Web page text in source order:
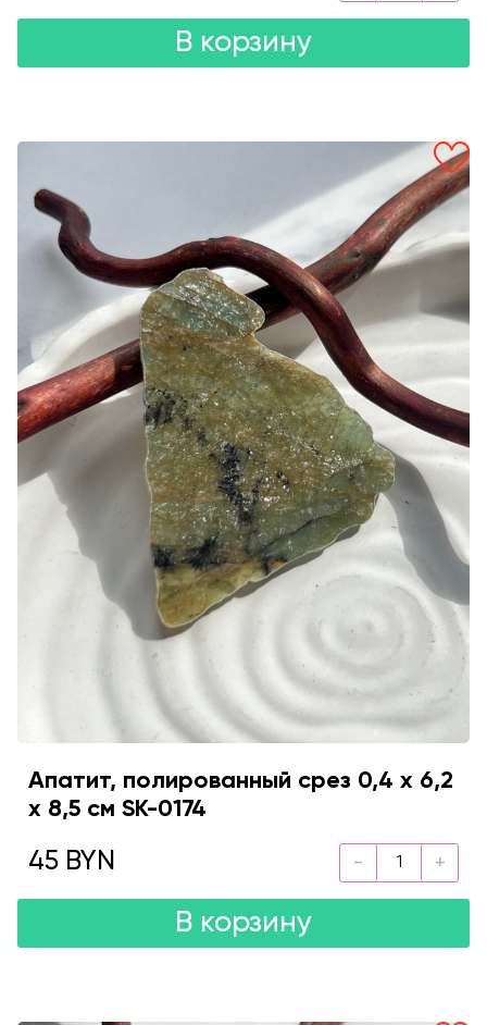
В корзину
Апатит, полированный срез 0,4 х 6,2
х 8,5 см SK-0174
45 BYN
В корзину